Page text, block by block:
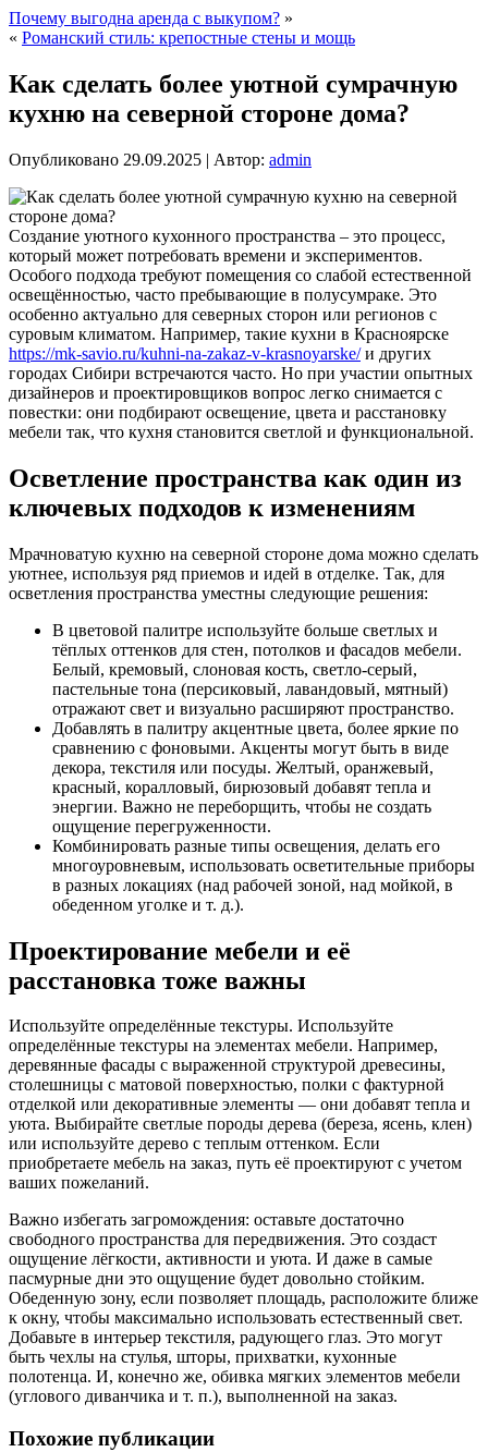
Почему выгодна аренда с выкупом? »
« Романский стиль: крепостные стены и мощь
Как сделать более уютной сумрачную
кухню на северной стороне дома?
Опубликовано 29.09.2025 | Автор: admin
Создание уютного кухонного пространства – это процесс,
который может потребовать времени и экспериментов.
Особого подхода требуют помещения со слабой естественной
освещённостью, часто пребывающие в полусумраке. Это
особенно актуально для северных сторон или регионов с
суровым климатом. Например, такие кухни в Красноярске
https://mk-savio.ru/kuhni-na-zakaz-v-krasnoyarske/и других
городах Сибири встречаются часто. Но при участии опытных
дизайнеров и проектировщиков вопрос легко снимается с
повестки: они подбирают освещение, цвета и расстановку
мебели так, что кухня становится светлой и функциональной.
Осветление пространства как один из
ключевых подходов к изменениям
Мрачноватую кухню на северной стороне дома можно сделать
уютнее, используя ряд приемов и идей в отделке. Так, для
осветления пространства уместны следующие решения:
В цветовой палитре используйте больше светлых и
тёплых оттенков для стен, потолков и фасадов мебели.
Белый, кремовый, слоновая кость, светло-серый,
пастельные тона (персиковый, лавандовый, мятный)
отражают свет и визуально расширяют пространство.
Добавлять в палитру акцентные цвета, более яркие по
сравнению с фоновыми. Акценты могут быть в виде
декора, текстиля или посуды. Желтый, оранжевый,
красный, коралловый, бирюзовый добавят тепла и
энергии. Важно не переборщить, чтобы не создать
ощущение перегруженности.
Комбинировать разные типы освещения, делать его
многоуровневым, использовать осветительные приборы
в разных локациях (над рабочей зоной, над мойкой, в
обеденном уголке и т. д.).
Проектирование мебели и её
расстановка тоже важны
Используйте определённые текстуры. Используйте
определённые текстуры на элементах мебели. Например,
деревянные фасады с выраженной структурой древесины,
столешницы с матовой поверхностью, полки с фактурной
отделкой или декоративные элементы — они добавят тепла и
уюта. Выбирайте светлые породы дерева (береза, ясень, клен)
или используйте дерево с теплым оттенком. Если
приобретаете мебель на заказ, путь её проектируют с учетом
ваших пожеланий.
Важно избегать загромождения: оставьте достаточно
свободного пространства для передвижения. Это создаст
ощущение лёгкости, активности и уюта. И даже в самые
пасмурные дни это ощущение будет довольно стойким.
Обеденную зону, если позволяет площадь, расположите ближе
к окну, чтобы максимально использовать естественный свет.
Добавьте в интерьер текстиля, радующего глаз. Это могут
быть чехлы на стулья, шторы, прихватки, кухонные
полотенца. И, конечно же, обивка мягких элементов мебели
(углового диванчика и т. п.), выполненной на заказ.
Похожие публикации